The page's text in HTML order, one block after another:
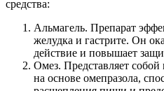
средства:
Альмагель. Препарат
желудка и гастрите. Он
действие и повышает
Омез. Представляет
на основе омепразола,